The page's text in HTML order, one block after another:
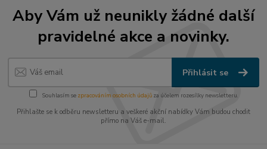
Aby Vám už neunikly žádné další
pravidelné akce a novinky.
Přihlásit se
Souhlasím se zpracováním osobních údajůza účelem rozesílky newsletteru.
Přihlašte se k odběru newsletteru a veškeré akční nabídky Vám budou chodit
přímo na Váš e-mail.